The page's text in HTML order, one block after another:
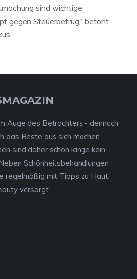
sind wichtige
gegen Steuerbetrug“, betont
Auge des Betrachters - dennoch
das Beste aus sich machen.
sind daher schon lange kein
Schönheitsbehandlungen
regelmäßig mit Tipps zu Haut,
versorgt.